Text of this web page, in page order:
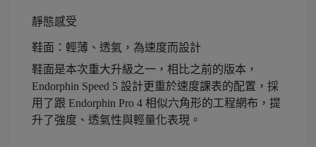
靜態感受
鞋面：輕薄、透氣，為速度而設計
鞋面是本次重大升級之一，相比之前的版本，
Endorphin Speed 5 設計更重於速度課表的配置，採
用了跟 Endorphin Pro 4 相似六角形的工程網布，提
升了強度、透氣性與輕量化表現。